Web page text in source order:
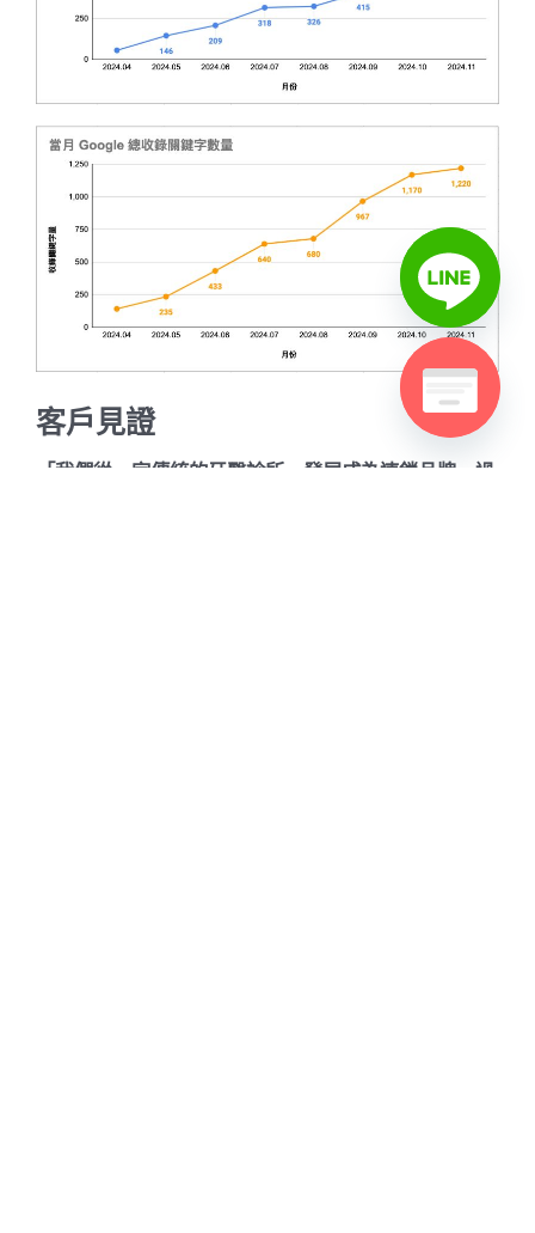
客戶見證
「我們從一家傳統的牙醫診所，發展成為連鎖品牌，過